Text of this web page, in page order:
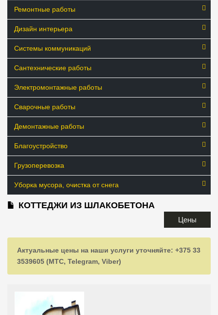
Ремонтные работы
Дизайн интерьера
Системы коммуникаций
Сантехнические работы
Электромонтажные работы
Сварочные работы
Демонтажные работы
Благоустройство
Грузоперевозка
Уборка мусора, очистка от снега
КОТТЕДЖИ ИЗ ШЛАКОБЕТОНА
Цены
Актуальные цены на наши услуги уточняйте: +375 33
3539605 (МТС, Telegram, Viber)